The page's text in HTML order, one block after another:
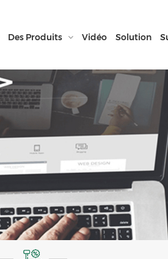
Des Produits Vidéo Solution